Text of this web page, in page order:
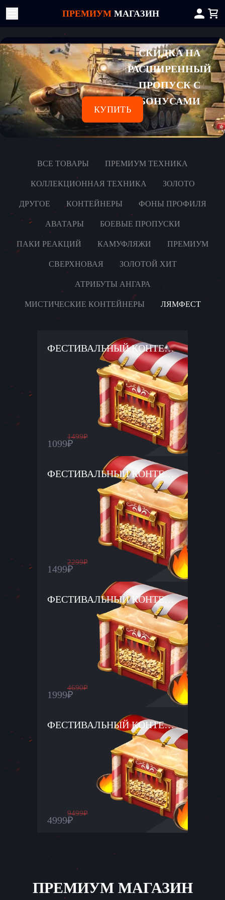
ПРЕМИУМ МАГАЗИН
СКИДКА НА
РАСШИРЕННЫЙ
ПРОПУСК С
БОНУСАМИ
КУПИТЬ
ВСЕ ТОВАРЫ ПРЕМИУМ ТЕХНИКА
КОЛЛЕКЦИОННАЯ ТЕХНИКА ЗОЛОТО
ДРУГОЕ КОНТЕЙНЕРЫ ФОНЫ ПРОФИЛЯ
АВАТАРЫ БОЕВЫЕ ПРОПУСКИ
ПАКИ РЕАКЦИЙ КАМУФЛЯЖИ ПРЕМИУМ
СВЕРХНОВАЯ ЗОЛОТОЙ ХИТ
АТРИБУТЫ АНГАРА
МИСТИЧЕСКИЕ КОНТЕЙНЕРЫ ЛЯМФЕСТ
ФЕСТИВАЛЬНЫЙ КОНТЕЙНЕР ×11
1499₽
1099₽
ФЕСТИВАЛЬНЫЙ КОНТЕЙНЕР ×20
2299₽
1499₽
ФЕСТИВАЛЬНЫЙ КОНТЕЙНЕР ×36
4690₽
1999₽
ФЕСТИВАЛЬНЫЙ КОНТЕЙНЕР ×75
9499₽
4999₽
ПРЕМИУМ МАГАЗИН